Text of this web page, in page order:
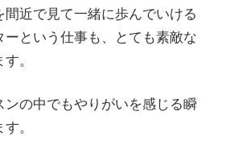
近で見て一緒に歩んでいける
ーという仕事も、とても素敵な
。
ンの中でもやりがいを感じる瞬
。